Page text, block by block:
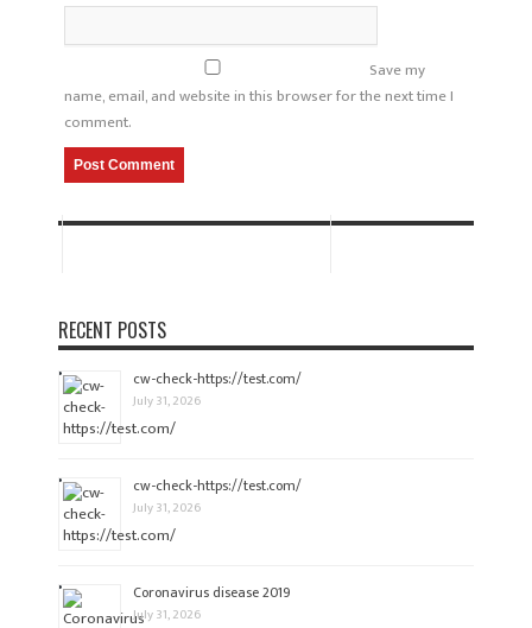
Save my
name, email, and website in this browser for the next time I
comment.
RECENT POSTS
cw-check-https://test.com/
July 31, 2026
cw-check-https://test.com/
July 31, 2026
Coronavirus disease 2019
July 31, 2026